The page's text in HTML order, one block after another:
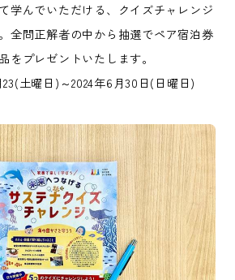
学んでいただける、クイズチャレンジ
全問正解者の中から抽選でペア宿泊券
をプレゼントいたします。
土曜日)～2024年6月30日(日曜日)